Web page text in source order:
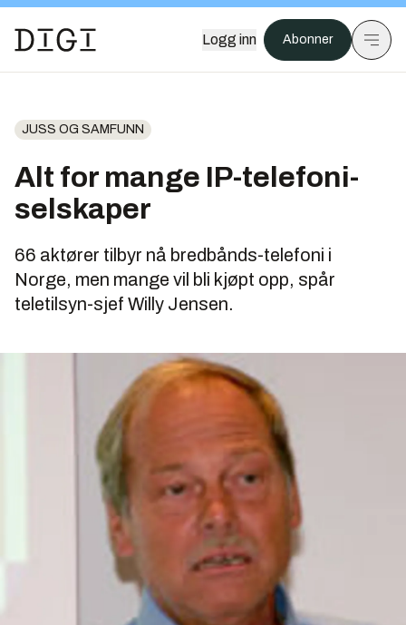
Logg inn Abonner
JUSS OG SAMFUNN
Alt for mange IP-telefoni-
selskaper
66 aktører tilbyr nå bredbånds-telefoni i
Norge, men mange vil bli kjøpt opp, spår
teletilsyn-sjef Willy Jensen.